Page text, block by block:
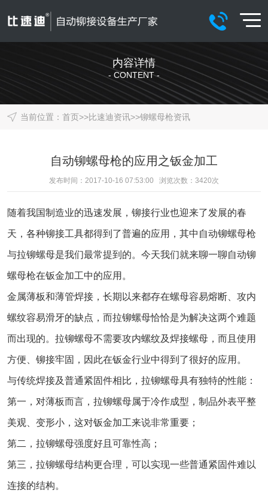
内容详情
- CONTENT -
当前位置： 首页>>比速迪资讯>>铆螺母枪资讯
自动铆螺母枪的应用之钣金加工
发布时间：2017-10-16 07:53:00 浏览次数： 3420次
随着我国制造业的迅速发展，铆接行业也迎来了发展的春
天，各种铆接工具都得到了普遍的应用，其中 自动铆螺母枪
与拉铆螺母是我们最常提到的。今天我们就来聊一聊自动铆
螺母枪在钣金加工中的应用。
金属薄板和薄管焊接，长期以来都存在螺母容易熔断、攻内
螺纹容易滑牙的缺点，而拉铆螺母恰恰是为解决这两个难题
而出现的。拉铆螺母不需要攻内螺纹及焊接螺母，而且使用
方便、铆接牢固，因此在钣金行业中得到了很好的应用。
与传统焊接及普通紧固件相比，拉铆螺母具有独特的性能：
第一，对薄板而言，拉铆螺母属于冷作成型，制品外表平整
美观、变形小，这对钣金加工来说非常重要；
第二，拉铆螺母强度好且可靠性高；
第三，拉铆螺母结构更合理，可以实现一些普通紧固件难以
连接的结构。